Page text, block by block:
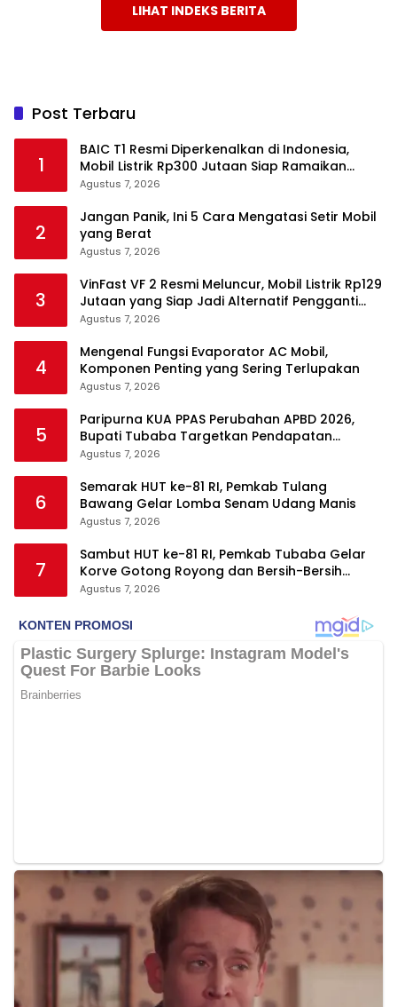
LIHAT INDEKS BERITA
Post Terbaru
1
BAIC T1 Resmi Diperkenalkan di Indonesia,
Mobil Listrik Rp300 Jutaan Siap Ramaikan
Pasar EV
Agustus 7, 2026
2
Jangan Panik, Ini 5 Cara Mengatasi Setir Mobil
yang Berat
Agustus 7, 2026
3
VinFast VF 2 Resmi Meluncur, Mobil Listrik Rp129
Jutaan yang Siap Jadi Alternatif Pengganti
Motor
Agustus 7, 2026
4
Mengenal Fungsi Evaporator AC Mobil,
Komponen Penting yang Sering Terlupakan
Agustus 7, 2026
5
Paripurna KUA PPAS Perubahan APBD 2026,
Bupati Tubaba Targetkan Pendapatan
Daerah Rp820,3 Miliar
Agustus 7, 2026
6
Semarak HUT ke-81 RI, Pemkab Tulang
Bawang Gelar Lomba Senam Udang Manis
Agustus 7, 2026
7
Sambut HUT ke-81 RI, Pemkab Tubaba Gelar
Korve Gotong Royong dan Bersih-Bersih
Serentak
Agustus 7, 2026